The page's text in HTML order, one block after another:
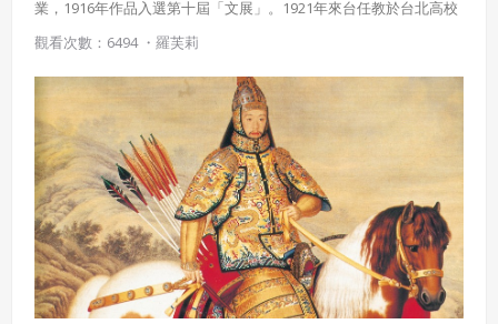
業，1916年作品入選第十屆「文展」。1921年來台任教於台北高校
及台中一中，1926年與石川欽一郎、鄉原古統、及木下靜涯一起建
議總督籌創「台展」，並擔任台展十年和府展六年之主要評審，對
台灣美術之推展貢獻卓著。作品筆觸線條流利活潑、色彩表現有野
獸派的熱力，喜歡以台灣原始藝術之野性美及生命力為題材。1953
年因心臟瓣膜症急逝。被譽為「野獸派鬼才桃甫」，有東方高更之
稱。
觀看次數：6494 ・ 羅芙莉
想起密碼了嗎？點擊
公司得於該著作權存續期間內無償使用，包括再授權之權
本條約定不因本合約終止而失效。
五、聲明保證
會員聲明並保證會員於使用本系統時創作、上傳或張貼的著
作物，會員享有所有權或經合法授權。
如會員違反前項約定致吉寶系統公司遭追訴、請求或求償
者，吉寶系統公司應立即通知會員，必要時本系統得移除爭